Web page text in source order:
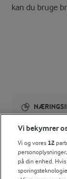
kan du bruge
846 kJ /
Vi bekymrer
Vi og vores 12
på din enhed.